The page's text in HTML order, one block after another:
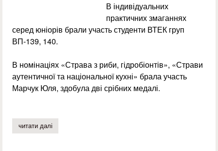
В індивідуальних
практичних змаганнях
серед юніорів брали участь студенти ВТЕК груп
ВП-139, 140.
В номінаціях «Страва з риби, гідробіонтів», «Страви
аутентичної та національної кухні» брала участь
Марчук Юля, здобула дві срібних медалі.
читати далі